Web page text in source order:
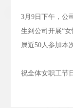
3月 9日下午，公
生到公司开展“
属近50人参加本
祝全体女职工节